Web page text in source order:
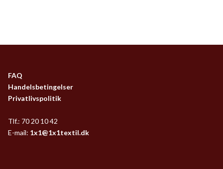
FAQ
Handelsbetingelser
Privatlivspolitik
Tlf.: 70 20 10 42
E-mail: 1x1@1x1textil.dk